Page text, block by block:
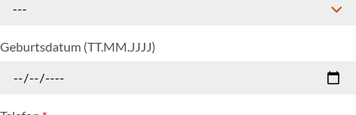
---
Geburtsdatum (TT.MM.JJJJ)